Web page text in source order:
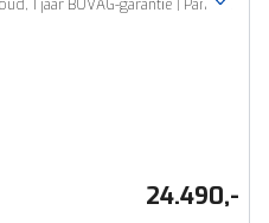
1.5 All-in geprijsd: inclusief onderhoud, 1 jaar BOVAG-garantie | Panorama dak | Adaptieve cruise | Blis | Memory |
24.490,-